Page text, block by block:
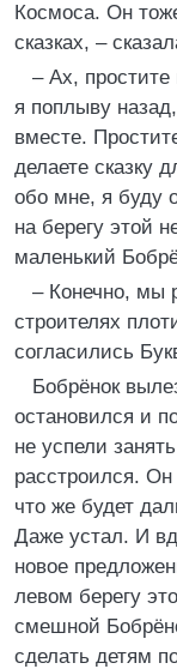
Космоса. Он
сказках, –
– Ах,
я поплыву
вместе.
делаете сказку
обо мне, я буду
на берегу этой
маленький
– Конечно, мы
строителях
согласились
Бобрёнок
остановился и
не успели
расстроился.
что же будет
Даже устал. И
новое
левом берегу
смешной
сделать детям